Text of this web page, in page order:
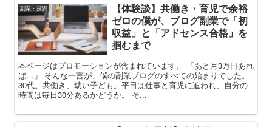
副業・投資
【体験談】共働き・育児で余裕
ゼロの僕が、ブログ副業で「初
収益」と「アドセンス合格」を
掴むまで
本ページはプロモーションが含まれています。 「あと月3万円あれ
ば…」 そんな一言が、僕の副業ブログのすべての始まりでした。
30代。共働き、幼い子ども。平日は仕事と育児に追われ、自分の
時間は毎日30分あるかどうか。 そ...